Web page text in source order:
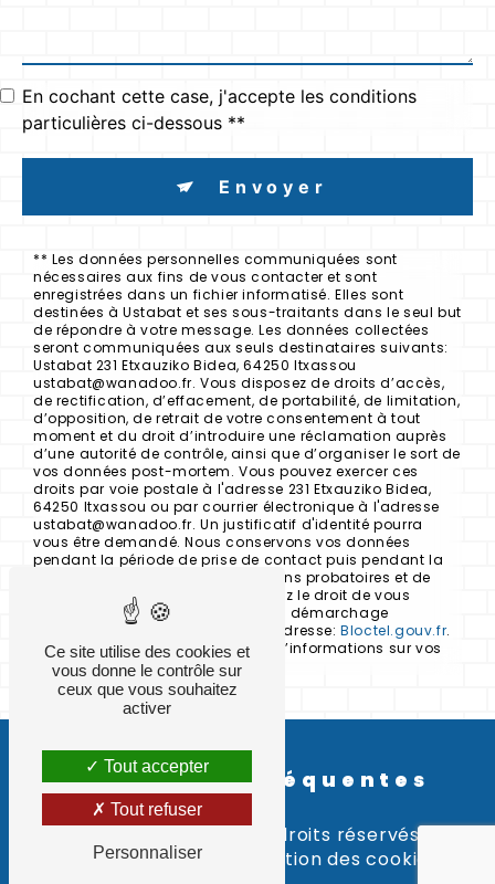
En cochant cette case, j'accepte les conditions
particulières ci-dessous **
Envoyer
** Les données personnelles communiquées sont
nécessaires aux fins de vous contacter et sont
enregistrées dans un fichier informatisé. Elles sont
destinées à Ustabat et ses sous-traitants dans le seul but
de répondre à votre message. Les données collectées
seront communiquées aux seuls destinataires suivants:
Ustabat 231 Etxauziko Bidea, 64250 Itxassou
ustabat@wanadoo.fr. Vous disposez de droits d’accès,
de rectification, d’effacement, de portabilité, de limitation,
d’opposition, de retrait de votre consentement à tout
moment et du droit d’introduire une réclamation auprès
d’une autorité de contrôle, ainsi que d’organiser le sort de
vos données post-mortem. Vous pouvez exercer ces
droits par voie postale à l'adresse 231 Etxauziko Bidea,
64250 Itxassou ou par courrier électronique à l'adresse
ustabat@wanadoo.fr. Un justificatif d'identité pourra
vous être demandé. Nous conservons vos données
pendant la période de prise de contact puis pendant la
durée de prescription légale aux fins probatoires et de
gestion des contentieux. Vous avez le droit de vous
inscrire sur la liste d'opposition au démarchage
téléphonique, disponible à cette adresse:Bloctel.gouv.fr.
Consultez le site cnil.fr pour plus d’informations sur vos
droits.
Recherches fréquentes
- 2026 - Tous droits réservés -
Mentions légales
Gestion des cookies
Ce site utilise des cookies et
vous donne le contrôle sur
ceux que vous souhaitez
activer
Tout accepter
Tout refuser
Personnaliser